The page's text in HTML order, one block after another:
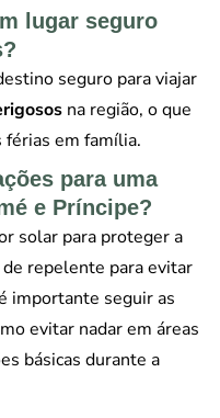
lugar seguro
seguro para viajar
na região, o que
em família.
para uma
e Príncipe?
solar para proteger a
repelente para evitar
importante seguir as
evitar nadar em áreas
básicas durante a